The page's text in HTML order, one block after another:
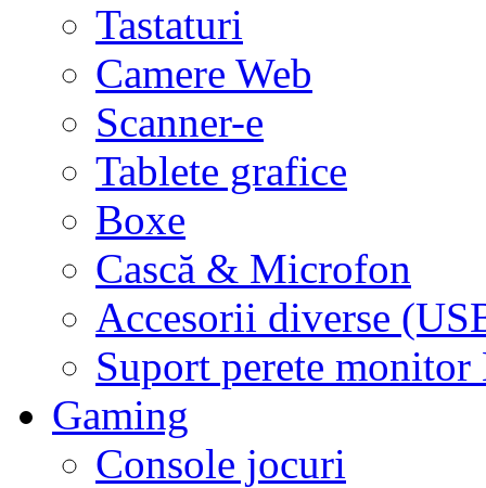
Tastaturi
Camere Web
Scanner-e
Tablete grafice
Boxe
Cască & Microfon
Accesorii diverse
Suport perete
Gaming
Console jocuri